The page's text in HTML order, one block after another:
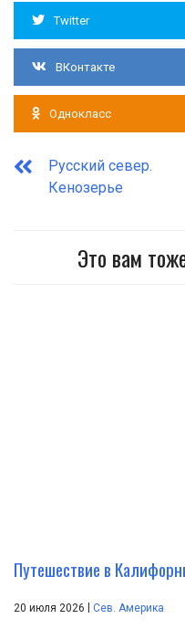
Twitter
ВКонтакте
Однокласс
Русский север.
Кенозерье
Это вам
Путешествие в
20 июля 2026 | Сев. Америка